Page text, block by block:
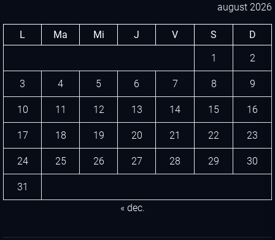
august 2026
L Ma Mi J V S
D
1
2
3 4 5 6 7 8 9
10 11 12 13 14 15 16
17 18 19 20 21 22 23
24 25 26 27 28 29 30
31
« dec.